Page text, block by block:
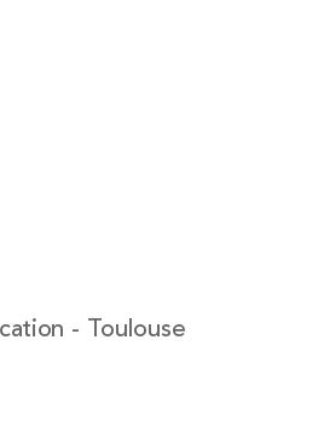
- Toulouse